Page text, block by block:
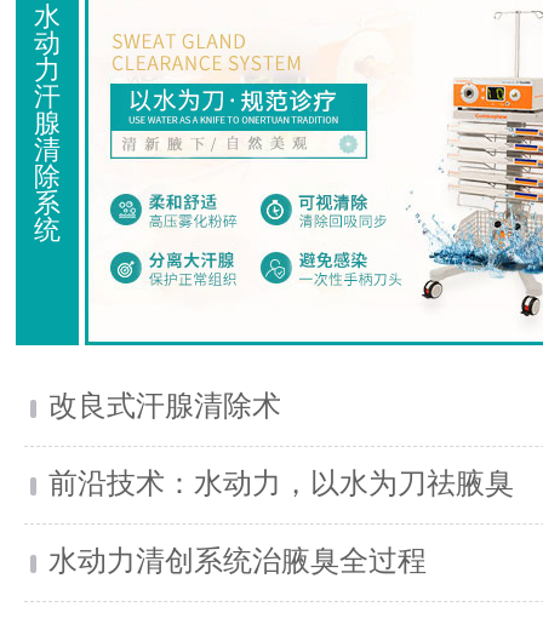
水
动
力
汗
腺
清
除
系
统
改良式汗腺清除术
前沿技术：水动力，以水为刀祛腋臭
水动力清创系统治腋臭全过程